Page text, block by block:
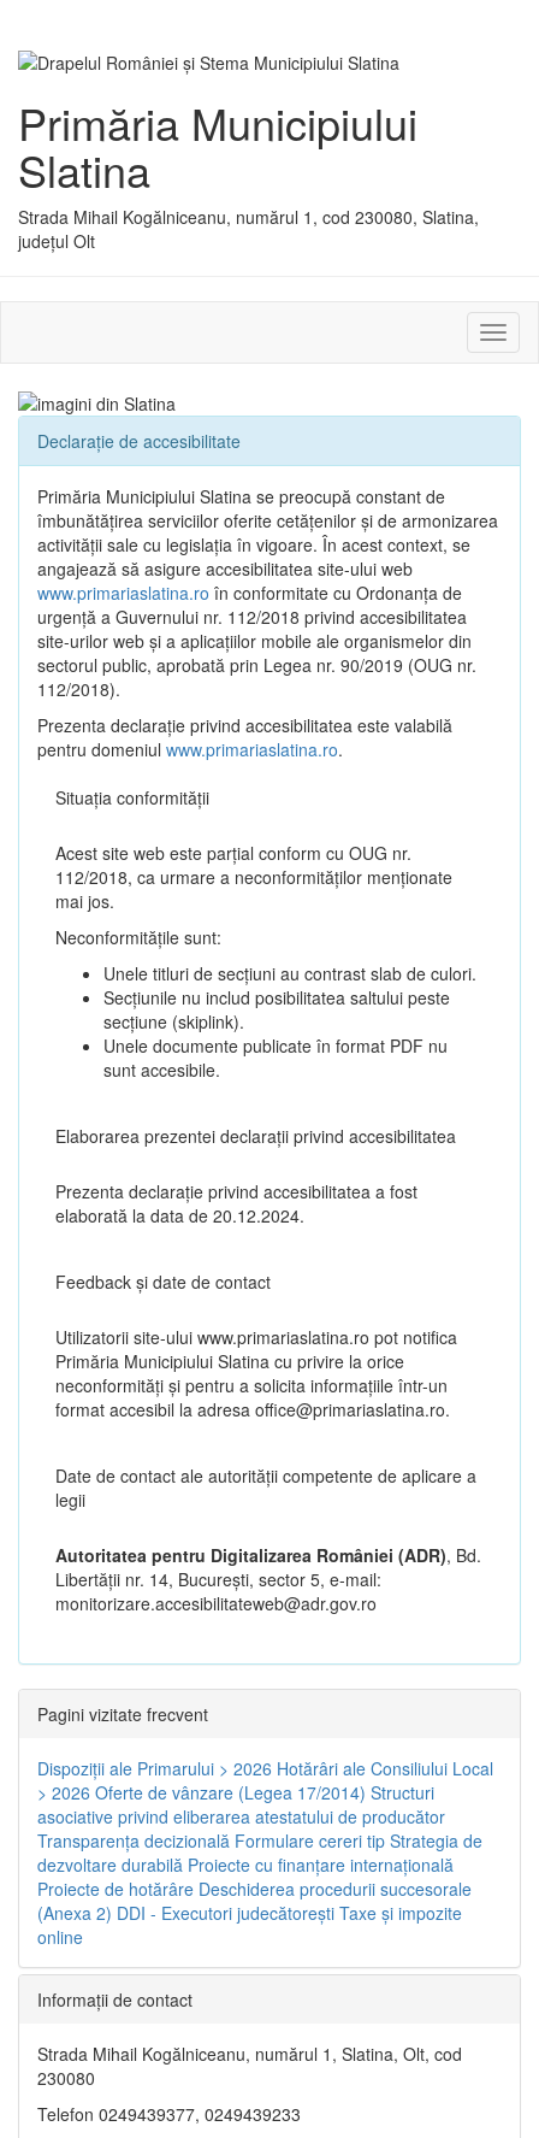
Primăria Municipiului
Slatina
Strada Mihail Kogălniceanu, numărul 1, cod 230080, Slatina,
județul Olt
sau
Declarație de accesibilitate
Primăria Municipiului Slatina se preocupă constant de
îmbunătățirea serviciilor oferite cetățenilor și de armonizarea
activității sale cu legislația în vigoare. În acest context, se
angajează să asigure accesibilitatea site-ului web
www.primariaslatina.ro în conformitate cu Ordonanța de
urgență a Guvernului nr. 112/2018 privind accesibilitatea
site-urilor web și a aplicațiilor mobile ale organismelor din
sectorul public, aprobată prin Legea nr. 90/2019 (OUG nr.
112/2018).
Prezenta declarație privind accesibilitatea este valabilă
pentru domeniul www.primariaslatina.ro.
Situația conformității
Acest site web este parțial conform cu OUG nr.
112/2018, ca urmare a neconformităților menționate
mai jos.
Neconformitățile sunt:
Unele titluri de secțiuni au contrast slab de culori.
Secțiunile nu includ posibilitatea saltului peste
secțiune (skiplink).
Unele documente publicate în format PDF nu
sunt accesibile.
Elaborarea prezentei declarații privind accesibilitatea
Prezenta declarație privind accesibilitatea a fost
elaborată la data de 20.12.2024.
Feedback și date de contact
Utilizatorii site-ului www.primariaslatina.ro pot notifica
Primăria Municipiului Slatina cu privire la orice
neconformități și pentru a solicita informațiile într-un
format accesibil la adresa office@primariaslatina.ro.
Date de contact ale autorităţii competente de aplicare a
legii
Autoritatea pentru Digitalizarea României (ADR), Bd.
Libertăţii nr. 14, Bucureşti, sector 5, e-mail:
monitorizare.accesibilitateweb@adr.gov.ro
Pagini vizitate frecvent
Dispoziţii ale Primarului > 2026 Hotărâri ale Consiliului Local
> 2026 Oferte de vânzare (Legea 17/2014) Structuri
asociative privind eliberarea atestatului de producător
Transparenţa decizională Formulare cereri tip Strategia de
dezvoltare durabilă Proiecte cu finanţare internaţională
Proiecte de hotărâre Deschiderea procedurii succesorale
(Anexa 2) DDI - Executori judecătorești Taxe şi impozite
online
Informaţii de contact
Strada Mihail Kogălniceanu, numărul 1, Slatina, Olt, cod
230080
Telefon 0249439377, 0249439233